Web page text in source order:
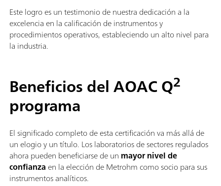
Este logro es un testimonio de nuestra dedicación a la
excelencia en la calificación de instrumentos y
procedimientos operativos, estableciendo un alto nivel para
la industria.
Beneficios del AOAC Q2
programa
El significado completo de esta certificación va más allá de
un elogio y un título. Los laboratorios de sectores regulados
ahora pueden beneficiarse de un mayor nivel de
confianza en la elección de Metrohm como socio para sus
instrumentos analíticos.